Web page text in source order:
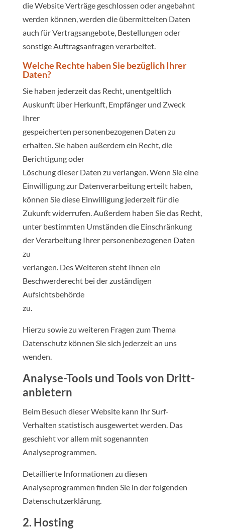
die Website Verträge geschlossen oder angebahnt
werden können, werden die übermittelten Daten
auch für Vertragsangebote, Bestellungen oder
sonstige Auftragsanfragen verarbeitet.
Welche Rechte haben Sie bezüglich Ihrer
Daten?
Sie haben jederzeit das Recht, unentgeltlich
Auskunft über Herkunft, Empfänger und Zweck
Ihrer
gespeicherten personenbezogenen Daten zu
erhalten. Sie haben außerdem ein Recht, die
Berichtigung oder
Löschung dieser Daten zu verlangen. Wenn Sie eine
Einwilligung zur Datenverarbeitung erteilt haben,
können Sie diese Einwilligung jederzeit für die
Zukunft widerrufen. Außerdem haben Sie das Recht,
unter bestimmten Umständen die Einschränkung
der Verarbeitung Ihrer personenbezogenen Daten
zu
verlangen. Des Weiteren steht Ihnen ein
Beschwerderecht bei der zuständigen
Aufsichtsbehörde
zu.
Hierzu sowie zu weiteren Fragen zum Thema
Datenschutz können Sie sich jederzeit an uns
wenden.
Analyse-Tools und Tools von Dritt­
anbietern
Beim Besuch dieser Website kann Ihr Surf-
Verhalten statistisch ausgewertet werden. Das
geschieht vor allem mit sogenannten
Analyseprogrammen.
Detaillierte Informationen zu diesen
Analyseprogrammen finden Sie in der folgenden
Datenschutzerklärung.
2. Hosting